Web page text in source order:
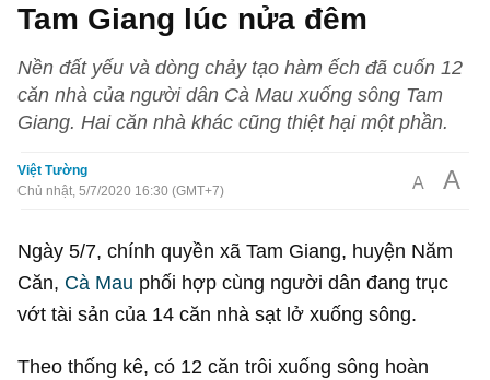
Tam Giang lúc nửa đêm
Nền đất yếu và dòng chảy tạo hàm ếch đã cuốn 12
căn nhà của người dân Cà Mau xuống sông Tam
Giang. Hai căn nhà khác cũng thiệt hại một phần.
Việt Tường
Chủ nhật, 5/7/2020 16:30 (GMT+7)
A A
Ngày 5/7, chính quyền xã Tam Giang, huyện Năm
Căn, Cà Mau phối hợp cùng người dân đang trục
vớt tài sản của 14 căn nhà sạt lở xuống sông.
Theo thống kê, có 12 căn trôi xuống sông hoàn